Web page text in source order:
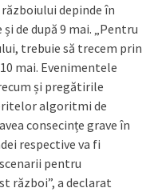
depinde în
de după 9 mai. „Pentru
trebuie să trecem prin
mai. Evenimentele
și pregătirile
algoritmi de
consecințe grave în
respective va fi
pentru
război”, a declarat